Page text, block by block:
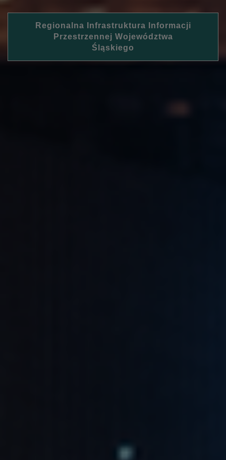
Regionalna Infrastruktura Informacji
Przestrzennej Województwa
Śląskiego